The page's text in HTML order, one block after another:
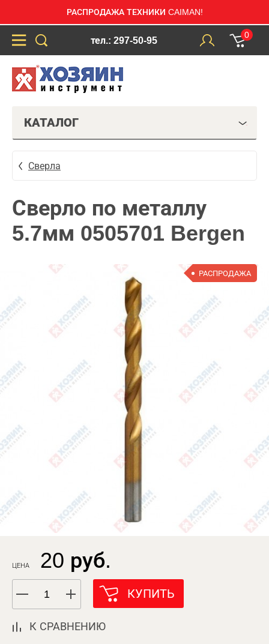
РАСПРОДАЖА ТЕХНИКИ CAIMAN!
тел.: 297-50-95
0
КАТАЛОГ
Сверла
Сверло по металлу
5.7мм 0505701 Bergen
РАСПРОДАЖА
ЦЕНА 20 руб.
КУПИТЬ
К СРАВНЕНИЮ